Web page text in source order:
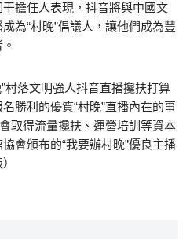
擔任人表現，抖音將與中國文
為“村晚”倡議人，讓他們成為豐
村落文明強人抖音直播攙扶打算
勝利的優質“村晚”直播內在的事
取得流量攙扶、運營培訓等資本
會頒布的“我要辦村晚”優良主播